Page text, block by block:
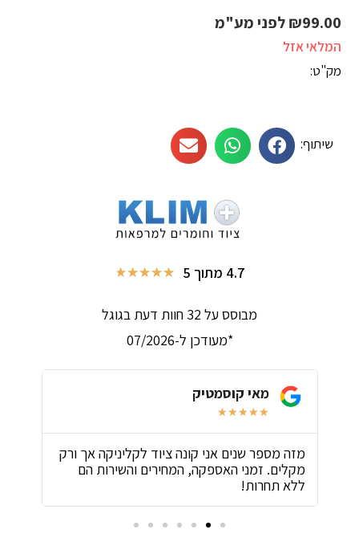
₪99.00 לפני מע"מ
המלאי אזל
מק"ט:
שיתוף:
4.7 מתוך 5 ★
★
★
★
★
מבוסס על 32 חוות דעת בגוגל
*מעודכן ל-07/2026
מאי קוסמטיק
★
★
★
★
★
מזה מספר שנים אני קונה ציוד לקליניקה אך ורק
מקלים. זמני האספקה, המחירים והשירות הם
ללא תחרות!